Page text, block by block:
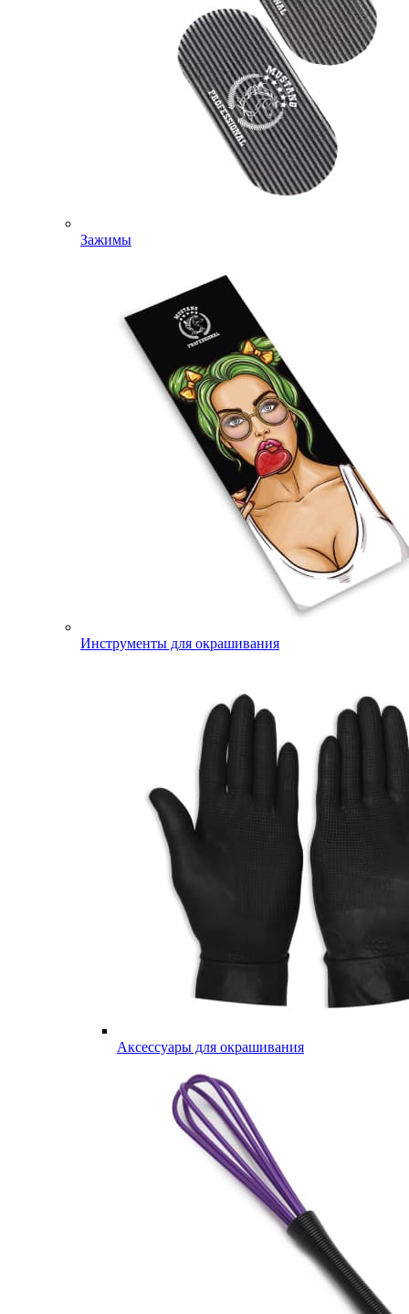
Зажимы
Инструменты для окрашивания
Аксессуары для окрашивания